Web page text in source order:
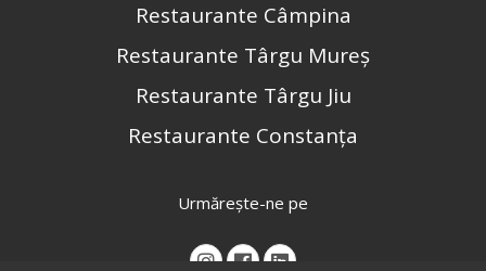
Restaurante Câmpina
Restaurante Târgu Mureș
Restaurante Târgu Jiu
Restaurante Constanța
Urmărește-ne pe